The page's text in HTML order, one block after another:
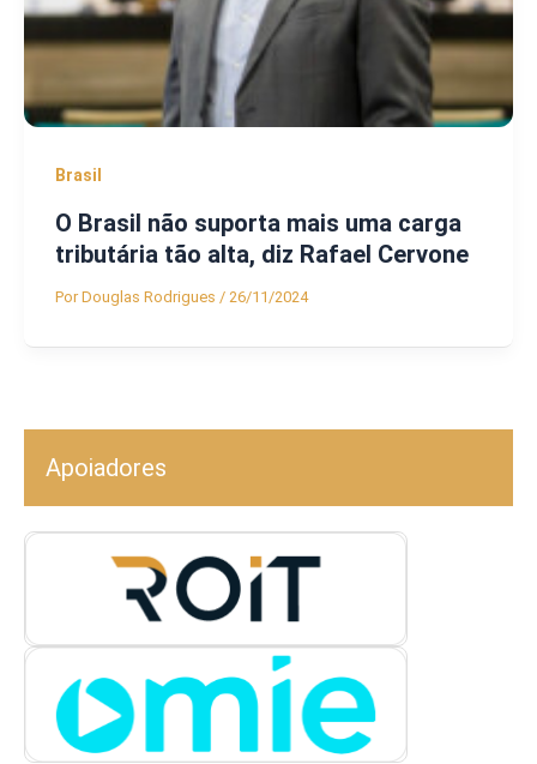
Brasil
O Brasil não suporta mais uma carga
tributária tão alta, diz Rafael Cervone
PorDouglas Rodrigues / 26/11/2024
Apoiadores